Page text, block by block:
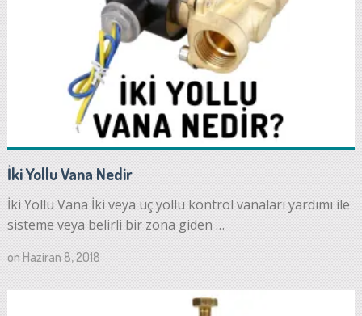
İki Yollu Vana Nedir
İki Yollu Vana İki veya üç yollu kontrol vanaları yardımı ile
sisteme veya belirli bir zona giden …
on Haziran 8, 2018